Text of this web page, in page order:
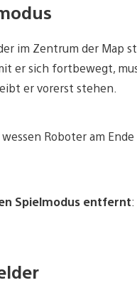
im Zentrum der Map
er sich fortbewegt,
er vorerst stehen.
Roboter am
Spielmodus entfernt